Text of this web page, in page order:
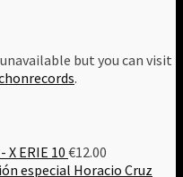
but you can visit
.
X ERIE 10€12.00